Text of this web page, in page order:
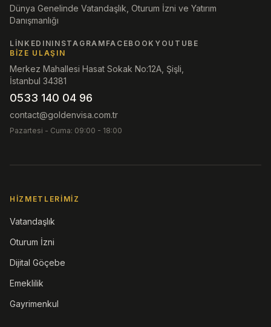
Dünya Genelinde Vatandaşlık, Oturum İzni ve Yatırım
Danışmanlığı
LINKEDININSTAGRAM FACEBOOK YOUTUBE
BIZE ULAŞIN
Merkez Mahallesi Hasat Sokak No:12A, Şişli,
İstanbul 34381
0533 140 04 96
contact@goldenvisa.com.tr
Pazartesi - Cuma: 09:00 - 18:00
HIZMETLERIMIZ
Vatandaşlık
Oturum İzni
Dijital Göçebe
Emeklilik
Gayrimenkul